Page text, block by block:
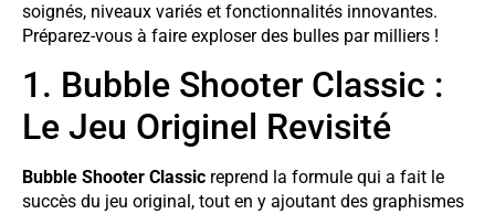
soignés, niveaux variés et fonctionnalités innovantes.
Préparez-vous à faire exploser des bulles par milliers !
1. Bubble Shooter Classic :
Le Jeu Originel Revisité
Bubble Shooter Classic reprend la formule qui a fait le
succès du jeu original, tout en y ajoutant des graphismes